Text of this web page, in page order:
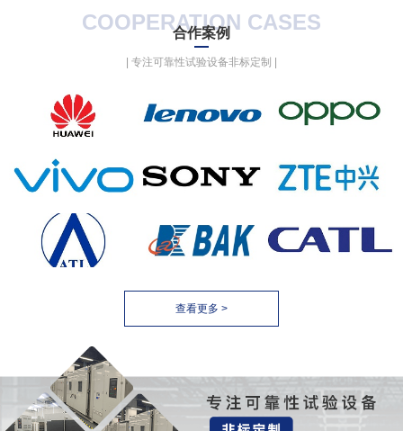
1、产品满足标准及试
2、工况分析
COOPERATION CASES
合作案例
| 专注可靠性试验设备非标定制 |
查看更多 >